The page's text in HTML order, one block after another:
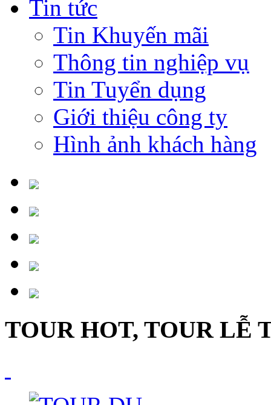
Tin tức
Tin Khuyến mãi
Thông tin nghiệp vụ
Tin Tuyển dụng
Giới thiệu công ty
Hình ảnh khách hàng
TOUR HOT, TOUR LỄ